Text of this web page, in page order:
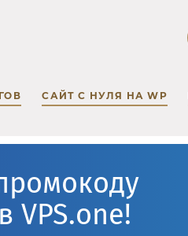
САЙТ С НУЛЯ НА WP
VPS.one!